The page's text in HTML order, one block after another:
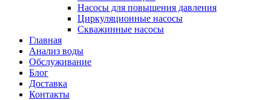
Насосы для повышения давления
Циркуляционные насосы
Скважинные насосы
Главная
Анализ воды
Обслуживание
Блог
Доставка
Контакты